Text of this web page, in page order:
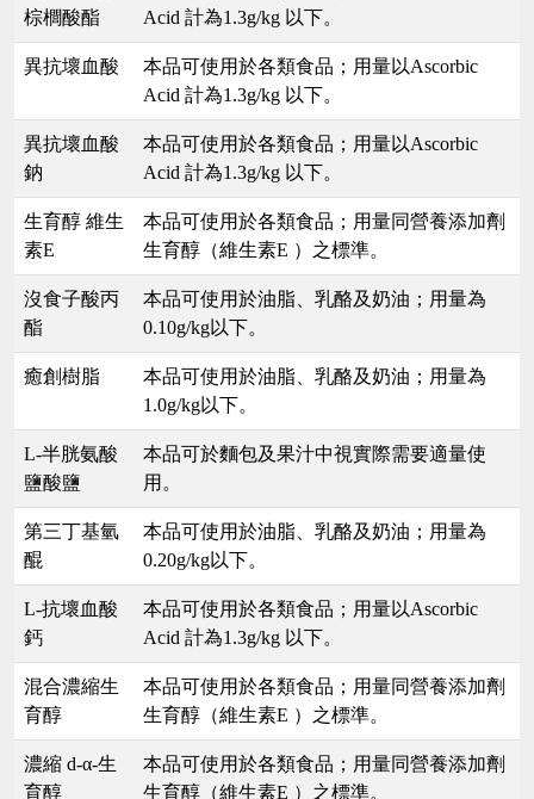
棕櫚酸酯
Acid 計為1.3g/kg 以下。
異抗壞血酸
本品可使用於各類食品；用量以Ascorbic
Acid 計為1.3g/kg 以下。
異抗壞血酸
鈉
本品可使用於各類食品；用量以Ascorbic
Acid 計為1.3g/kg 以下。
生育醇 維生
素E
本品可使用於各類食品；用量同營養添加劑
生育醇（維生素E ）之標準。
沒食子酸丙
酯
本品可使用於油脂、乳酪及奶油；用量為
0.10g/kg以下。
癒創樹脂
本品可使用於油脂、乳酪及奶油；用量為
1.0g/kg以下。
L-半胱氨酸
鹽酸鹽
本品可於麵包及果汁中視實際需要適量使
用。
第三丁基氫
醌
本品可使用於油脂、乳酪及奶油；用量為
0.20g/kg以下。
L-抗壞血酸
鈣
本品可使用於各類食品；用量以Ascorbic
Acid 計為1.3g/kg 以下。
混合濃縮生
育醇
本品可使用於各類食品；用量同營養添加劑
生育醇（維生素E ）之標準。
濃縮 d-α-生
育醇
本品可使用於各類食品；用量同營養添加劑
生育醇（維生素E ）之標準。